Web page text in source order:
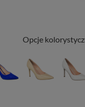
Opcje